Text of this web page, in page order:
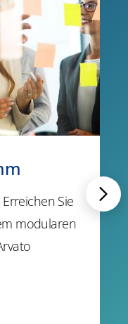
Sie
modularen